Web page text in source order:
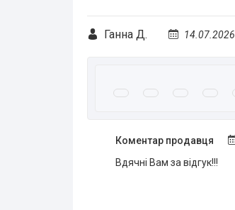
Ганна Д. 14.07.2026
Коментар продавця
Вдячні Вам за відгук!!!